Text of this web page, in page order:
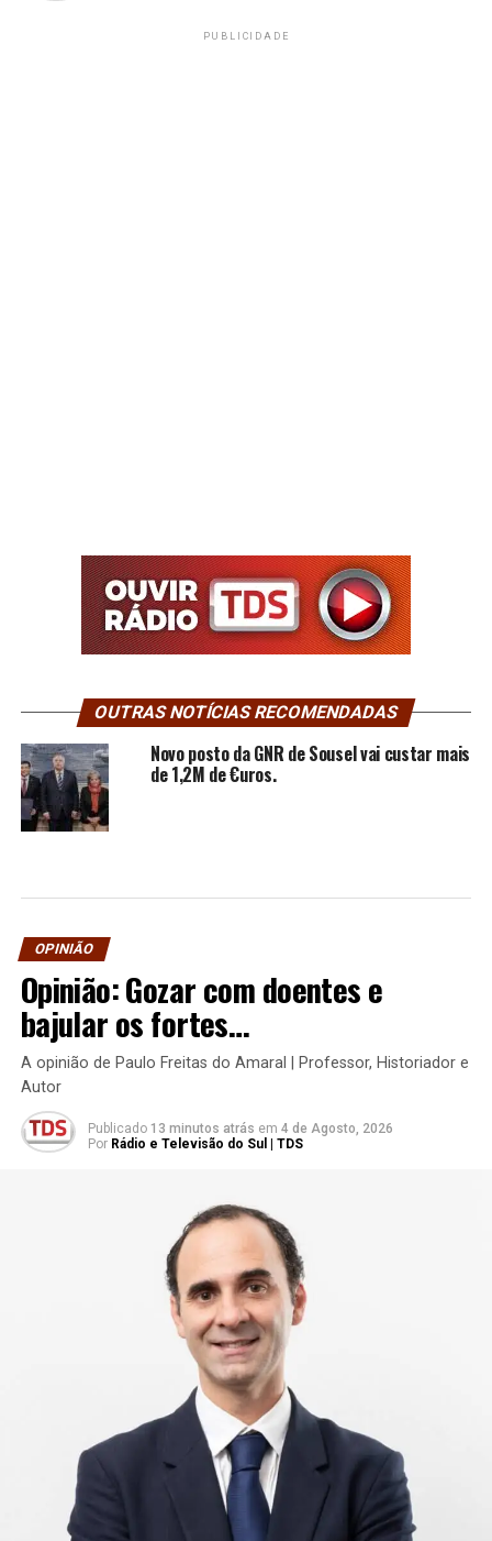
PUBLICIDADE
OUTRAS NOTÍCIAS RECOMENDADAS
Novo posto da GNR de Sousel vai custar mais
de 1,2M de €uros.
OPINIÃO
Opinião: Gozar com doentes e
bajular os fortes…
A opinião de Paulo Freitas do Amaral | Professor, Historiador e
Autor
Publicado 13 minutos atrás em 4 de Agosto, 2026
Por Rádio e Televisão do Sul | TDS